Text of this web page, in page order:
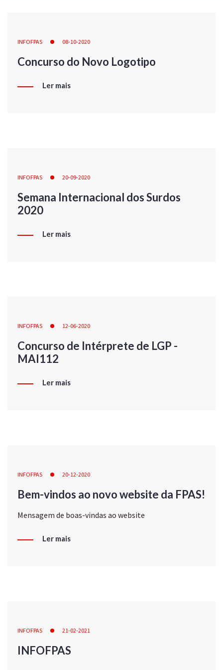
INFOFPAS 08-10-2020
Concurso do Novo Logotipo
Ler mais
INFOFPAS 20-09-2020
Semana Internacional dos Surdos
2020
Ler mais
INFOFPAS 12-06-2020
Concurso de Intérprete de LGP -
MAI112
Ler mais
INFOFPAS 20-12-2020
Bem-vindos ao novo website da FPAS!
Mensagem de boas-vindas ao website
Ler mais
INFOFPAS 21-02-2021
INFOFPAS